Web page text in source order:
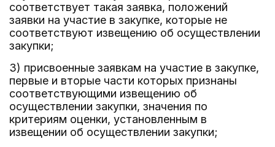
соответствует такая заявка, положений
заявки на участие в закупке, которые не
соответствуют извещению об осуществлении
закупки;
3) присвоенные заявкам на участие в закупке,
первые и вторые части которых признаны
соответствующими извещению об
осуществлении закупки, значения по
критериям оценки, установленным в
извещении об осуществлении закупки;